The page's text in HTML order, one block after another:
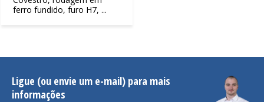
ferro fundido, furo H7, ...
Ligue (ou envie um e-mail) para mais
informações